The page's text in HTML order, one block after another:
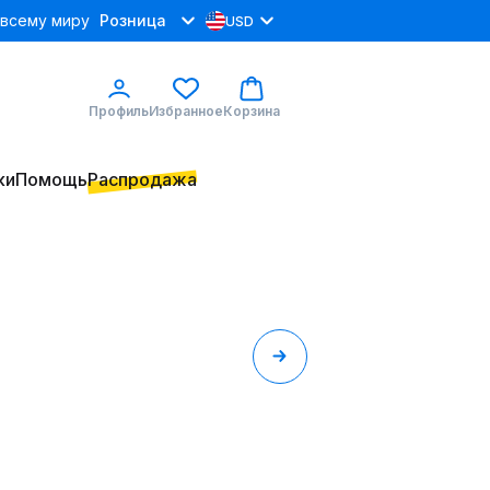
миру Розница USD
ПрофильИзбранноеКорзина
ПомощьРаспродажа